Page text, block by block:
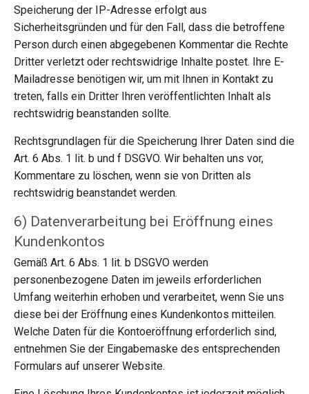
Speicherung der IP-Adresse erfolgt aus
Sicherheitsgründen und für den Fall, dass die betroffene
Person durch einen abgegebenen Kommentar die Rechte
Dritter verletzt oder rechtswidrige Inhalte postet. Ihre E-
Mailadresse benötigen wir, um mit Ihnen in Kontakt zu
treten, falls ein Dritter Ihren veröffentlichten Inhalt als
rechtswidrig beanstanden sollte.
Rechtsgrundlagen für die Speicherung Ihrer Daten sind die
Art. 6 Abs. 1 lit. b und f DSGVO. Wir behalten uns vor,
Kommentare zu löschen, wenn sie von Dritten als
rechtswidrig beanstandet werden.
6) Datenverarbeitung bei Eröffnung eines
Kundenkontos
Gemäß Art. 6 Abs. 1 lit. b DSGVO werden
personenbezogene Daten im jeweils erforderlichen
Umfang weiterhin erhoben und verarbeitet, wenn Sie uns
diese bei der Eröffnung eines Kundenkontos mitteilen.
Welche Daten für die Kontoeröffnung erforderlich sind,
entnehmen Sie der Eingabemaske des entsprechenden
Formulars auf unserer Website.